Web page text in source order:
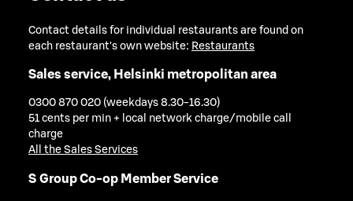
Contact details for individual restaurants are found on
each restaurant's own website: Restaurants
Sales service, Helsinki metropolitan area
0300 870 020 (weekdays 8.30-16.30)
51 cents per min + local network charge/mobile call
charge
All the Sales Services
S Group Co-op Member Service